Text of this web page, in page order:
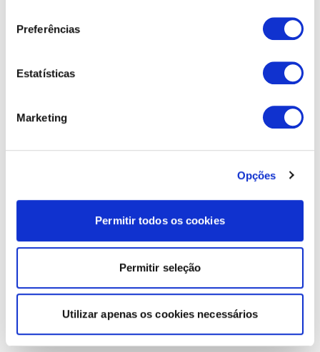
Preferências
Estatísticas
Marketing
Opções
Permitir todos os cookies
Permitir seleção
Utilizar apenas os cookies necessários